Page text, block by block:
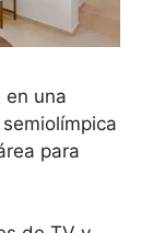
en una
para